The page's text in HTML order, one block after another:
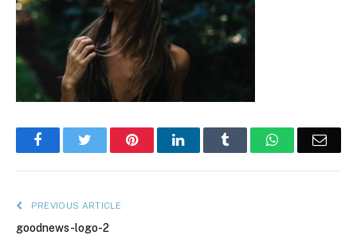
FacebookTwitter PinterestLinkedIn Tumblr WhatsApp
PREVIOUS ARTICLE
goodnews-logo-2